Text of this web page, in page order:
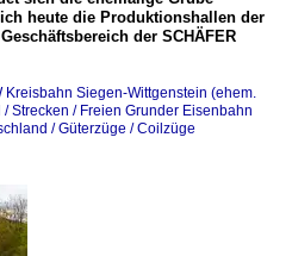
heute die Produktionshallen der
der SCHÄFER
Siegen-Wittgenstein (ehem.
/ Strecken / Freien Grunder Eisenbahn
/ Güterzüge / Coilzüge